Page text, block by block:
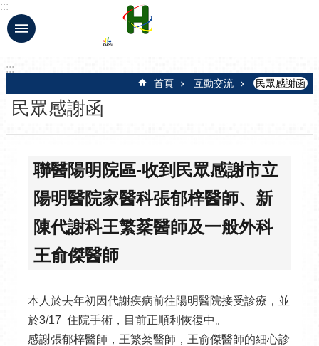
跳到主要內容區塊
:::
:::
首頁 互動交流 民眾感謝函
民眾感謝函
聯醫陽明院區-收到民眾感謝市立
陽明醫院家醫科張郁梓醫師、新
陳代謝科王繁棻醫師及一般外科
王俞傑醫師
本人於去年初因代謝疾病前往陽明醫院接受診療，並
於3/17 住院手術，目前正順利恢復中。
感謝張郁梓醫師，王繁棻醫師，王俞傑醫師的細心診